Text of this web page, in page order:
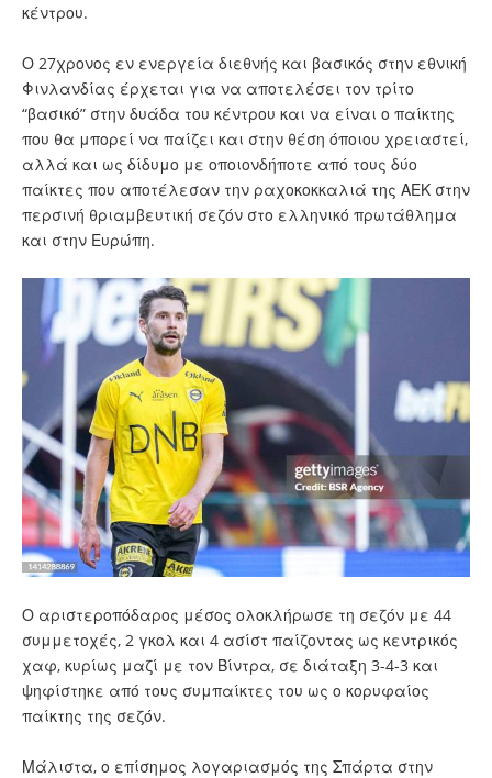
κέντρου.
Ο 27χρονος εν ενεργεία διεθνής και βασικός στην εθνική
Φινλανδίας έρχεται για να αποτελέσει τον τρίτο
“βασικό” στην δυάδα του κέντρου και να είναι ο παίκτης
που θα μπορεί να παίζει και στην θέση όποιου χρειαστεί,
αλλά και ως δίδυμο με οποιονδήποτε από τους δύο
παίκτες που αποτέλεσαν την ραχοκοκκαλιά της ΑΕΚ στην
περσινή θριαμβευτική σεζόν στο ελληνικό πρωτάθλημα
και στην Ευρώπη.
Ο αριστεροπόδαρος μέσος ολοκλήρωσε τη σεζόν με 44
συμμετοχές, 2 γκολ και 4 ασίστ παίζοντας ως κεντρικός
χαφ, κυρίως μαζί με τον Βίντρα, σε διάταξη 3-4-3 και
ψηφίστηκε από τους συμπαίκτες του ως ο κορυφαίος
παίκτης της σεζόν.
Μάλιστα, ο επίσημος λογαριασμός της Σπάρτα στην